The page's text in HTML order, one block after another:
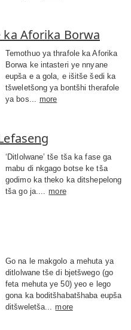
Aforika Borwa
Temothuo ya thrafole ka Aforika
Borwa ke intasteri ye nnyane
eupša e a gola, e išitše šedi ka
tšweletšong ya bontšhi therafole
ya bos...
more
‘Ditlolwane’ tše tša ka fase ga
mabu di nkgago botse ke tša
godimo ka theko ka ditshepelong
tša go ja.... more
Go na le makgolo a mehuta ya
ditlolwane tše di bjetšwego (go
feta mehuta ye 50) yeo e lego
gona ka boditšhabatšhaba eupša
ditšweletša... more